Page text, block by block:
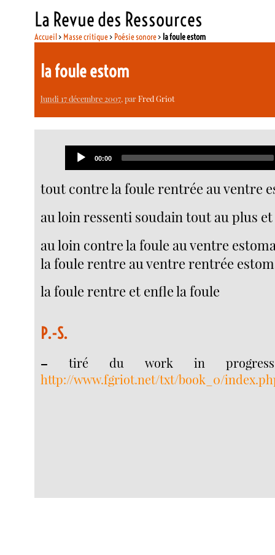
La Revue des Ressources
Accueil> Masse critique> Poésie sonore> la foule estom
la foule estom
lundi 17 décembre 2007, parFred Griot
Player
Current
00:00
tout contre la foule rentrée au ventre
au loin ressenti soudain tout au plus
au loin contre la foule au ventre
la foule rentre au ventre rentrée
la foule rentre et enfle la foule
P.-S.
– tiré du work in
http://www.fgriot.net/txt/book_0/